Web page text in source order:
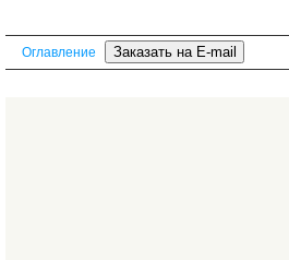
Оглавление